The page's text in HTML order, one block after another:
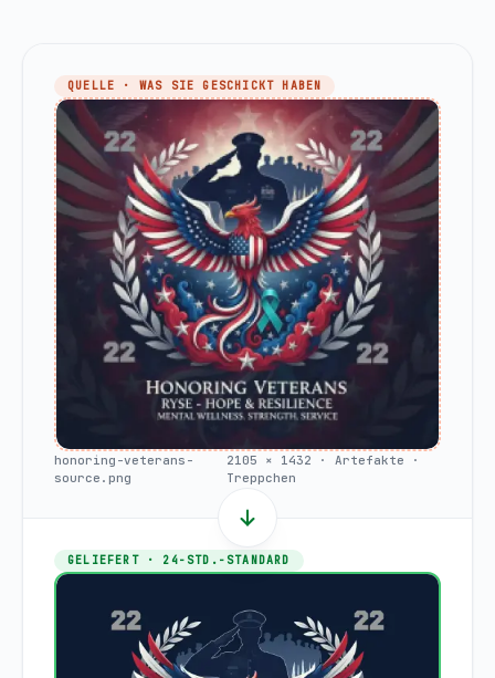
QUELLE · WAS SIE GESCHICKT HABEN
honoring-veterans-
source.png
2105 × 1432 · Artefakte ·
Treppchen
GELIEFERT · 24-STD.-STANDARD